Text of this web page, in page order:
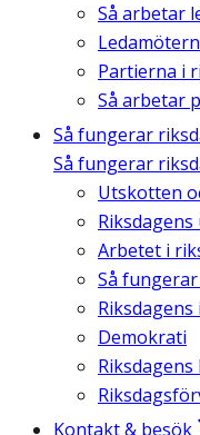
Så arbetar
Partierna i
Så arbetar
Så fungerar
Så fungerar
Utskotten
Arbetet i
Så fungerar
Demokrati
Kontakt & besök